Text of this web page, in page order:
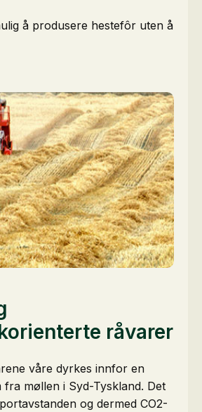
å produsere hestefôr uten å
råvarer
våre dyrkes innfor en
fra møllen i Syd-Tyskland. Det
og dermed CO2-